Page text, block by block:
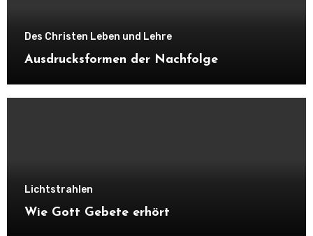
Des Christen Leben und Lehre
Ausdrucksformen der Nachfolge
Lichtstrahlen
Wie Gott Gebete erhört